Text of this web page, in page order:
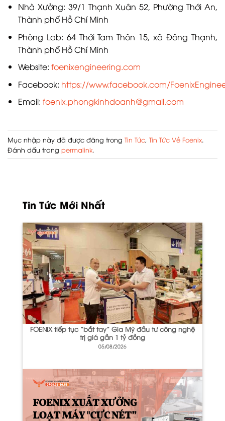
Nhà Xưởng: 39/1 Thạnh Xuân 52, Phường Thới An,
Thành phố Hồ Chí Minh
Phòng Lab: 64 Thới Tam Thôn 15, xã Đông Thạnh,
Thành phố Hồ Chí Minh
Website: foenixengineering.com
Facebook: https://www.facebook.com/
Email: foenix.phongkinhdoanh@gmail.com
Mục nhập này đã được đăng trong Tin Tức Tin Tức Về Foenix
Đánh dấu trang permalink
Tin Tức Mới Nhất
FOENIX tiếp tục “bắt tay” Gia Mỹ đầu tư công nghệ
trị giá gần 1 tỷ đồng
05/08/2026